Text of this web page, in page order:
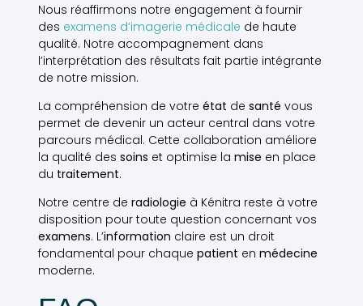
Nous réaffirmons notre engagement à fournir
des examens d’imagerie médicale de haute
qualité. Notre accompagnement dans
l’interprétation des résultats fait partie intégrante
de notre mission.
La compréhension de votre état de santé vous
permet de devenir un acteur central dans votre
parcours médical. Cette collaboration améliore
la qualité des soins et optimise la mise en place
du traitement.
Notre centre de radiologie à Kénitra reste à votre
disposition pour toute question concernant vos
examens. L’information claire est un droit
fondamental pour chaque patient en médecine
moderne.